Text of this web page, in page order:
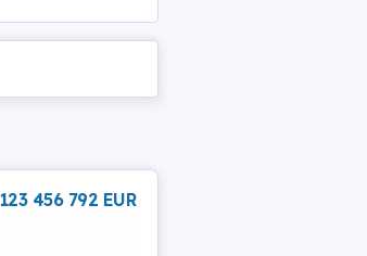
123 456 792 EUR